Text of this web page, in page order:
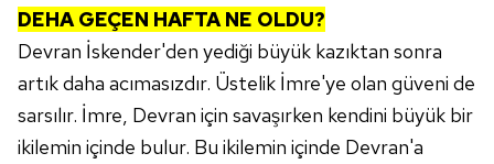
DEHA GEÇEN HAFTA NE OLDU?
Devran İskender'den yediği büyük kazıktan sonra
artık daha acımasızdır. Üstelik İmre'ye olan güveni de
sarsılır. İmre, Devran için savaşırken kendini büyük bir
ikilemin içinde bulur. Bu ikilemin içinde Devran'a